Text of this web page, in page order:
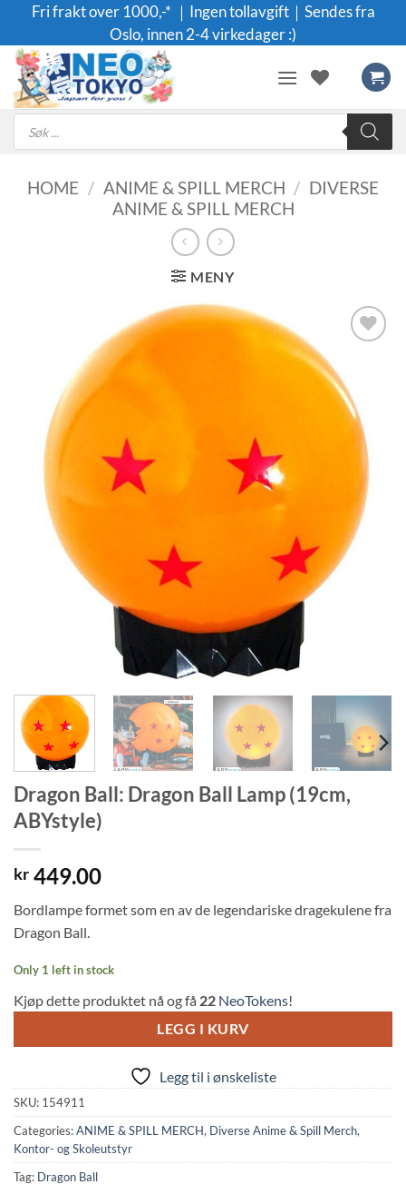
content
Fri frakt over 1000,-* ｜Ingen tollavgift｜Sendes fra
Oslo, innen 2-4 virkedager :)
Products
search
HOME / ANIME & SPILL MERCH / DIVERSE
ANIME & SPILL MERCH
MENY
ønskeliste
Dragon Ball: Dragon Ball Lamp (19cm,
ABYstyle)
kr 449.00
Bordlampe formet som en av de legendariske dragekulene fra
Dragon Ball.
Only 1 left in stock
Kjøp dette produktet nå og få 22 NeoTokens!
LEGG I KURV
Legg til i ønskeliste
SKU: 154911
Categories:ANIME & SPILL MERCH, Diverse Anime & Spill Merch,
Kontor- og Skoleutstyr
Tag: Dragon Ball